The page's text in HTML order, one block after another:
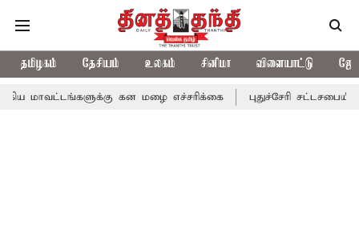
தமிழகம் தேசியம் உலகம் சினிமா விளையாட்டு
கன மழை எச்சரிக்கை புதுச்சேரி சட்டசபையில் வரும்